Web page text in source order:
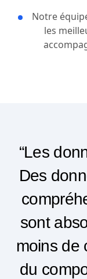
Notre
les
“Les
Des
sont
moins de
du